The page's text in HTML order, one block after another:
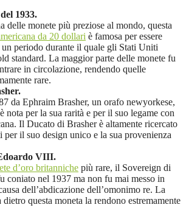
1933.
delle monete più preziose al mondo, questa
da 20 dollari è famosa per essere
un periodo durante il quale gli Stati Uniti
standard. La maggior parte delle monete fu
in circolazione, rendendo quelle
rare.
da Ephraim Brasher, un orafo newyorkese,
nota per la sua rarità e per il suo legame con
Il Ducato di Brasher è altamente ricercato
per il suo design unico e la sua provenienza
VIII.
d’oro britanniche più rare, il Sovereign di
coniato nel 1937 ma non fu mai messo in
dell’abdicazione dell’omonimo re. La
dietro questa moneta la rendono estremamente